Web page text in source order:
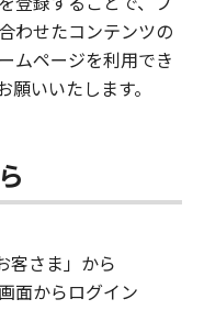
わせたコンテンツの
ムページを利用でき
いいたします。
客さま」から
面からログイン